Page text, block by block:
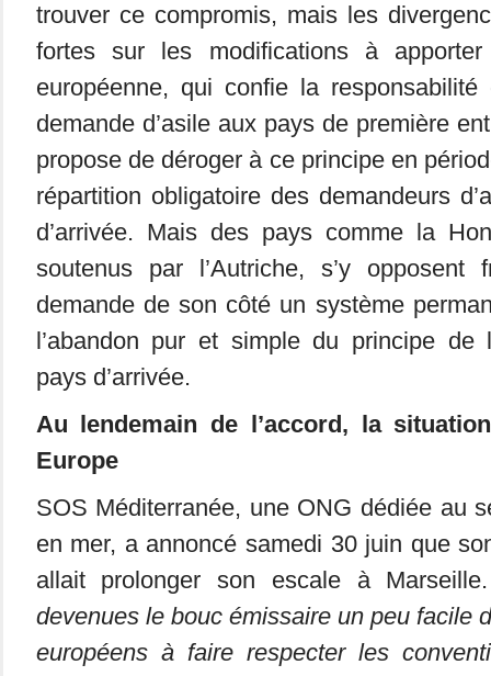
trouver ce compromis, mais les
fortes sur les modifications à
européenne, qui confie la responsabilité
demande d’asile aux pays de première
propose de déroger à ce principe en
répartition obligatoire des demandeurs
d’arrivée. Mais des pays comme la
soutenus par l’Autriche, s’y opposent
demande de son côté un système
l’abandon pur et simple du principe de
pays d’arrivée.
Au lendemain de l’accord, la
Europe
SOS Méditerranée, une ONG dédiée au
en mer, a annoncé samedi 30 juin que
allait prolonger son escale à
devenues le bouc émissaire un peu facile
européens à faire respecter les